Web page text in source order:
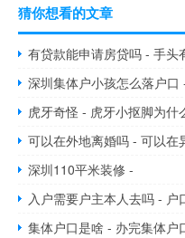
猜你想看的文章
有贷款能申请房贷吗 - 手头
深圳集体户小孩怎么落户
虎牙奇怪 - 虎牙小抠脚为什
可以在外地离婚吗 - 可以在
深圳110平米装修 -
入户需要户主本人去吗 -
集体户口是啥 - 办完集体户